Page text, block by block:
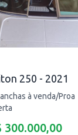
250 - 2021
à venda/Proa
300.000,00